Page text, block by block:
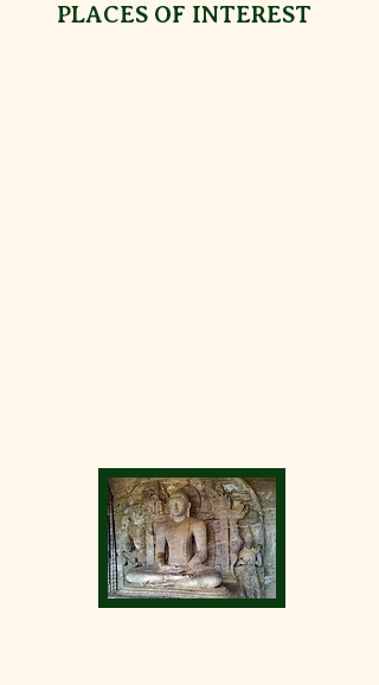
PLACES OF INTEREST